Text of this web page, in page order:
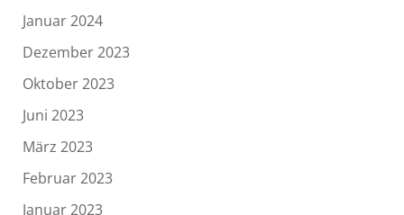
Januar 2024
Dezember 2023
Oktober 2023
Juni 2023
März 2023
Februar 2023
Januar 2023